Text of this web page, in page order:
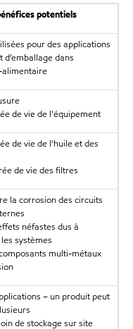
potentiels
pour des applications
dans
de vie de l'équipement
de vie de l'huile et des
de vie des filtres
la corrosion des circuits
néfastes dus à
systèmes
multi-métaux
– un produit peut
de stockage sur site